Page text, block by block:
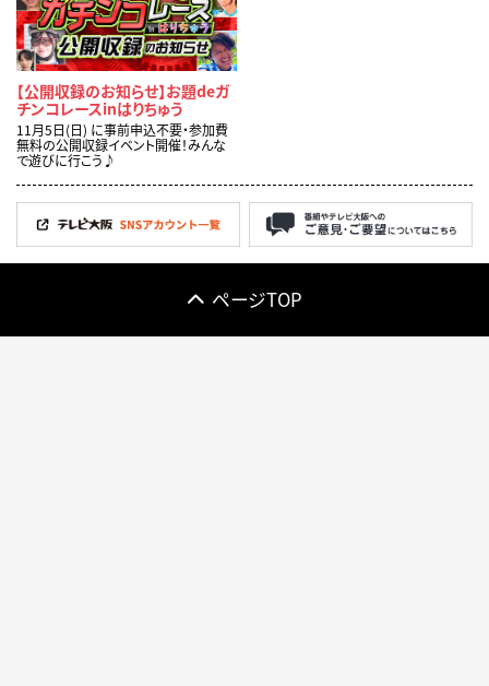
【公開収録のお知らせ】お題deガ
チンコレースinはりちゅう
11月5日(日) に事前申込不要・参加費
無料の公開収録イベント開催！みんな
で遊びに行こう♪
ページTOP